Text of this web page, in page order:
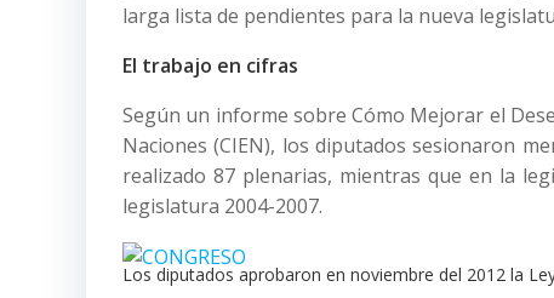
larga lista de pendientes para la nueva
El trabajo en cifras
Según un informe sobre Cómo Mejorar el
Naciones (CIEN), los diputados sesionaron
realizado 87 plenarias, mientras que en la
legislatura 2004-2007.
Los diputados aprobaron en noviembre del 2012 la